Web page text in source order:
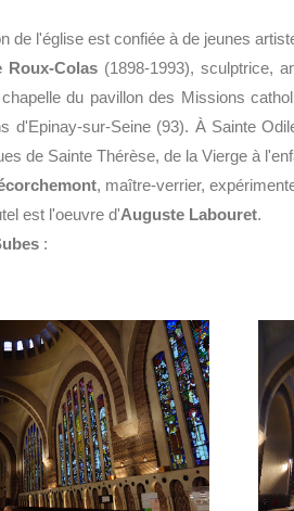
de l'église est confiée à de jeunes
Roux-Colas(1898-1993), sculptrice,
du pavillon des Missions
d'Epinay-sur-Seine (93). À Sainte
de Sainte Thérèse, de la Vierge à
, maître-verrier,
est l'oeuvre d'Auguste Labouret.
: